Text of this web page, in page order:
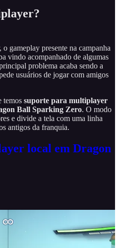
gameplay presente na campanha
vindo acompanhado de algumas
problema acaba sendo a
usuários de jogar com amigos
temos suporte para multiplayer
Ball Sparking Zero. O modo
e divide a tela com uma linha
antigos da franquia.
local em Dragon